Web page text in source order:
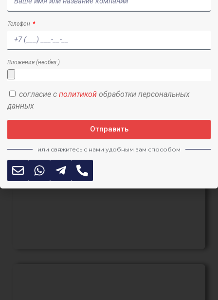
Геотехническое обоснование для
Телефон
Вложения (необяз.)
согласие с политикой обработки персональных
данных
Отправить
или свяжитесь с нами удобным вам способом